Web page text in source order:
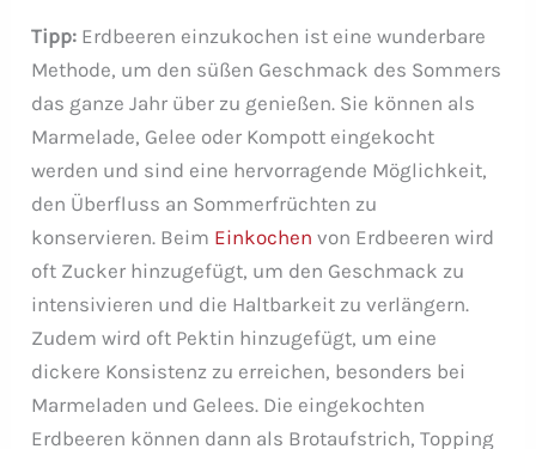
Tipp: Erdbeeren einzukochen ist eine wunderbare
Methode, um den süßen Geschmack des Sommers
das ganze Jahr über zu genießen. Sie können als
Marmelade, Gelee oder Kompott eingekocht
werden und sind eine hervorragende Möglichkeit,
den Überfluss an Sommerfrüchten zu
konservieren. Beim Einkochen von Erdbeeren wird
oft Zucker hinzugefügt, um den Geschmack zu
intensivieren und die Haltbarkeit zu verlängern.
Zudem wird oft Pektin hinzugefügt, um eine
dickere Konsistenz zu erreichen, besonders bei
Marmeladen und Gelees. Die eingekochten
Erdbeeren können dann als Brotaufstrich, Topping